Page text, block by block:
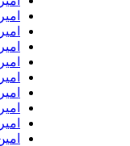
امیرحسین
امیرحسین
امیررضا
امیررضا
امیرسعید
امیرعباس
امیرعلی
امیرعلی